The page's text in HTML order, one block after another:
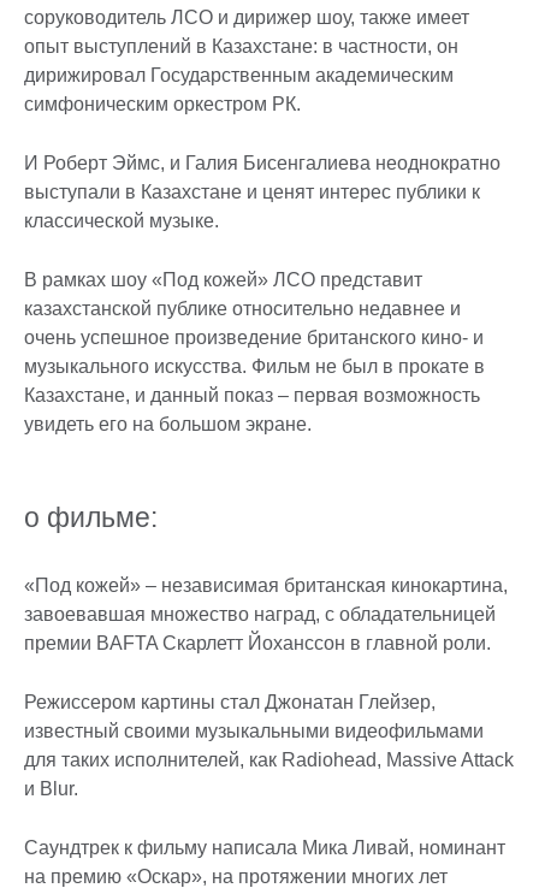
соруководитель ЛСО и дирижер шоу, также имеет
опыт выступлений в Казахстане: в частности, он
дирижировал Государственным академическим
симфоническим оркестром РК.
И Роберт Эймс, и Галия Бисенгалиева неоднократно
выступали в Казахстане и ценят интерес публики к
классической музыке.
В рамках шоу «Под кожей» ЛСО представит
казахстанской публике относительно недавнее и
очень успешное произведение британского кино- и
музыкального искусства. Фильм не был в прокате в
Казахстане, и данный показ – первая возможность
увидеть его на большом экране.
о фильме:
«Под кожей» – независимая британская кинокартина,
завоевавшая множество наград, с обладательницей
премии BAFTA Скарлетт Йоханссон в главной роли.
Режиссером картины стал Джонатан Глейзер,
известный своими музыкальными видеофильмами
для таких исполнителей, как Radiohead, Massive Attack
и Blur.
Саундтрек к фильму написала Мика Ливай, номинант
на премию «Оскар», на протяжении многих лет